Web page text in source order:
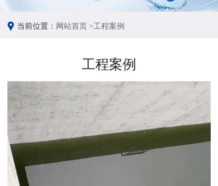
当前位置： 网站首页 >工程案例
工程案例